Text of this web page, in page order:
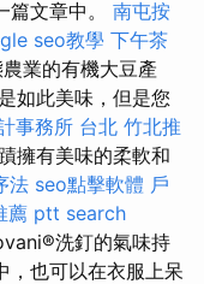
篇文章中。 南屯按
seo教學 下午茶
業的有機大豆產
如此美味，但是您
事務所 台北 竹北推
擁有美味的柔軟和
法 seo點擊軟體 戶
薦 ptt search
洗釘的氣味持
，也可以在衣服上呆